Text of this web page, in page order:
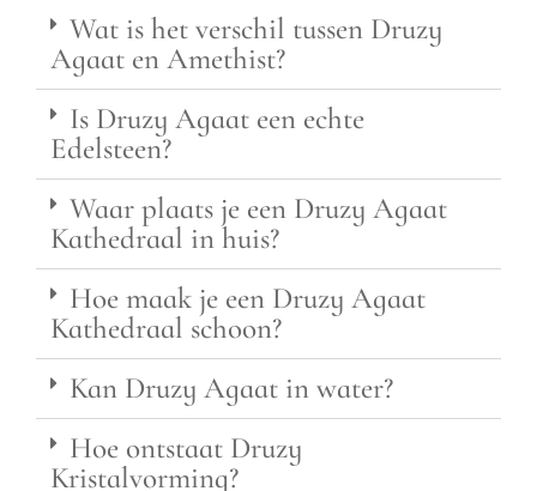
Wat is het verschil tussen Druzy
Agaat en Amethist?
Is Druzy Agaat een echte
Edelsteen?
Waar plaats je een Druzy Agaat
Kathedraal in huis?
Hoe maak je een Druzy Agaat
Kathedraal schoon?
Kan Druzy Agaat in water?
Hoe ontstaat Druzy
Kristalvorming?